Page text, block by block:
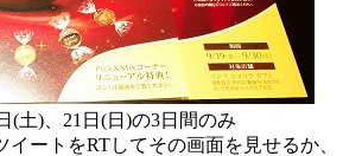
(土)、21日(日)の3日間のみ
ートをRTしてその画面を見せるか、